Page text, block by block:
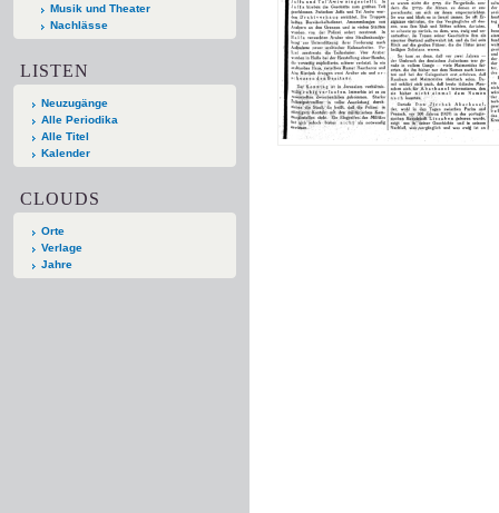
Musik und Theater
Nachlässe
LISTEN
Neuzugänge
Alle Periodika
Alle Titel
Kalender
CLOUDS
Orte
Verlage
Jahre